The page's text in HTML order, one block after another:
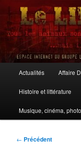
Aller
contenu
principalLe
principal
Actualités Affaire
Histoire et littérature
Musique, cinéma,
Navigation
← Précédent